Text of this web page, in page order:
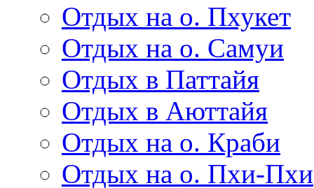
Отдых на о. Пхукет
Отдых на о. Самуи
Отдых в Паттайя
Отдых в Аюттайя
Отдых на о. Краби
Отдых на о. Пхи-Пхи